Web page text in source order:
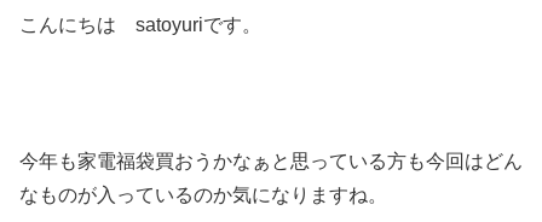
こんにちは satoyuriです。
今年も家電福袋買おうかなぁと思っている方も今回はどん
なものが入っているのか気になりますね。